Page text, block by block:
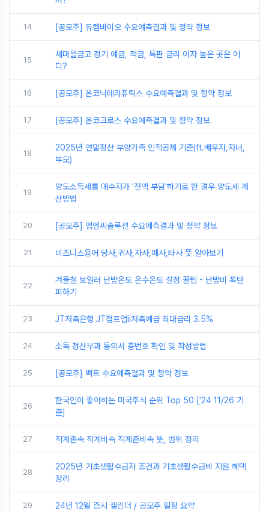
14 [공모주] 듀켐바이오 수요예측결과 및 청약 정보
15
새마을금고 정기 예금, 적금, 특판 금리 이자 높은 곳은 어
디?
16 [공모주] 온코닉테라퓨틱스 수요예측결과 및 청약 정보
17 [공모주] 온코크로스 수요예측결과 및 청약 정보
18
2025년 연말정산 부양가족 인적공제 기준(ft.배우자,자녀,
부모)
19
양도소득세를 매수자가 '전액 부담'하기로 한 경우 양도세 계
산방법
20 [공모주] 엠엔씨솔루션 수요예측결과 및 청약 정보
21 비즈니스용어 당사,귀사,자사,폐사,타사 뜻 알아보기
22
겨울철 보일러 난방온도 온수온도 설정 꿀팁 - 난방비 폭탄
피하기
23 JT저축은행 JT점프업ii저축예금 최대금리 3.5%
24 소득 정산부과 동의서 증번호 확인 및 작성방법
25 [공모주] 벡트 수요예측결과 및 청약 정보
26
한국인이 좋아하는 미국주식 순위 Top 50 ['24 11/26 기
준]
27 직계존속 직계비속 직계존비속 뜻, 범위 정리
28
2025년 기초생활수급자 조건과 기초생활수급비 지원 혜택
정리
29 24년 12월 증시 캘린더 / 공모주 일정 요약